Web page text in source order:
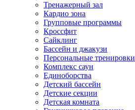
Тренажерный зал
Кардио зона
Групповые программы
Кроссфит
Сайклинг
Бассейн и джакузи
Персональные тренировки
Комплекс саун
Единоборства
Детский бассейн
Детские секции
Детская комната